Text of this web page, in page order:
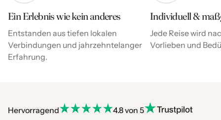
Ein Erlebnis wie kein anderes
Entstanden aus tiefen lokalen
Verbindungen und jahrzehntelanger
Erfahrung.
Individuell &
Jede Reise wird
Vorlieben und
Hervorragend 4.8 von 5